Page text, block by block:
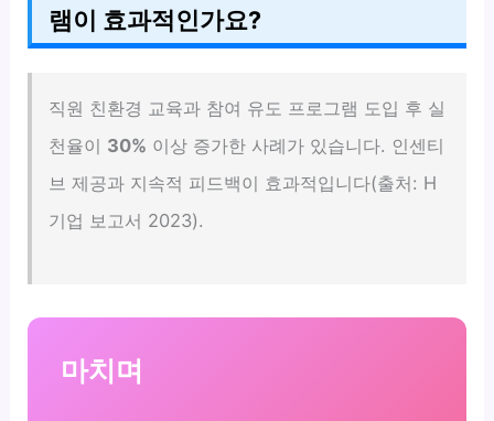
램이 효과적인가요?
직원 친환경 교육과 참여 유도 프로그램 도입 후 실
천율이 30% 이상 증가한 사례가 있습니다. 인센티
브 제공과 지속적 피드백이 효과적입니다(출처: H
기업 보고서 2023).
마치며